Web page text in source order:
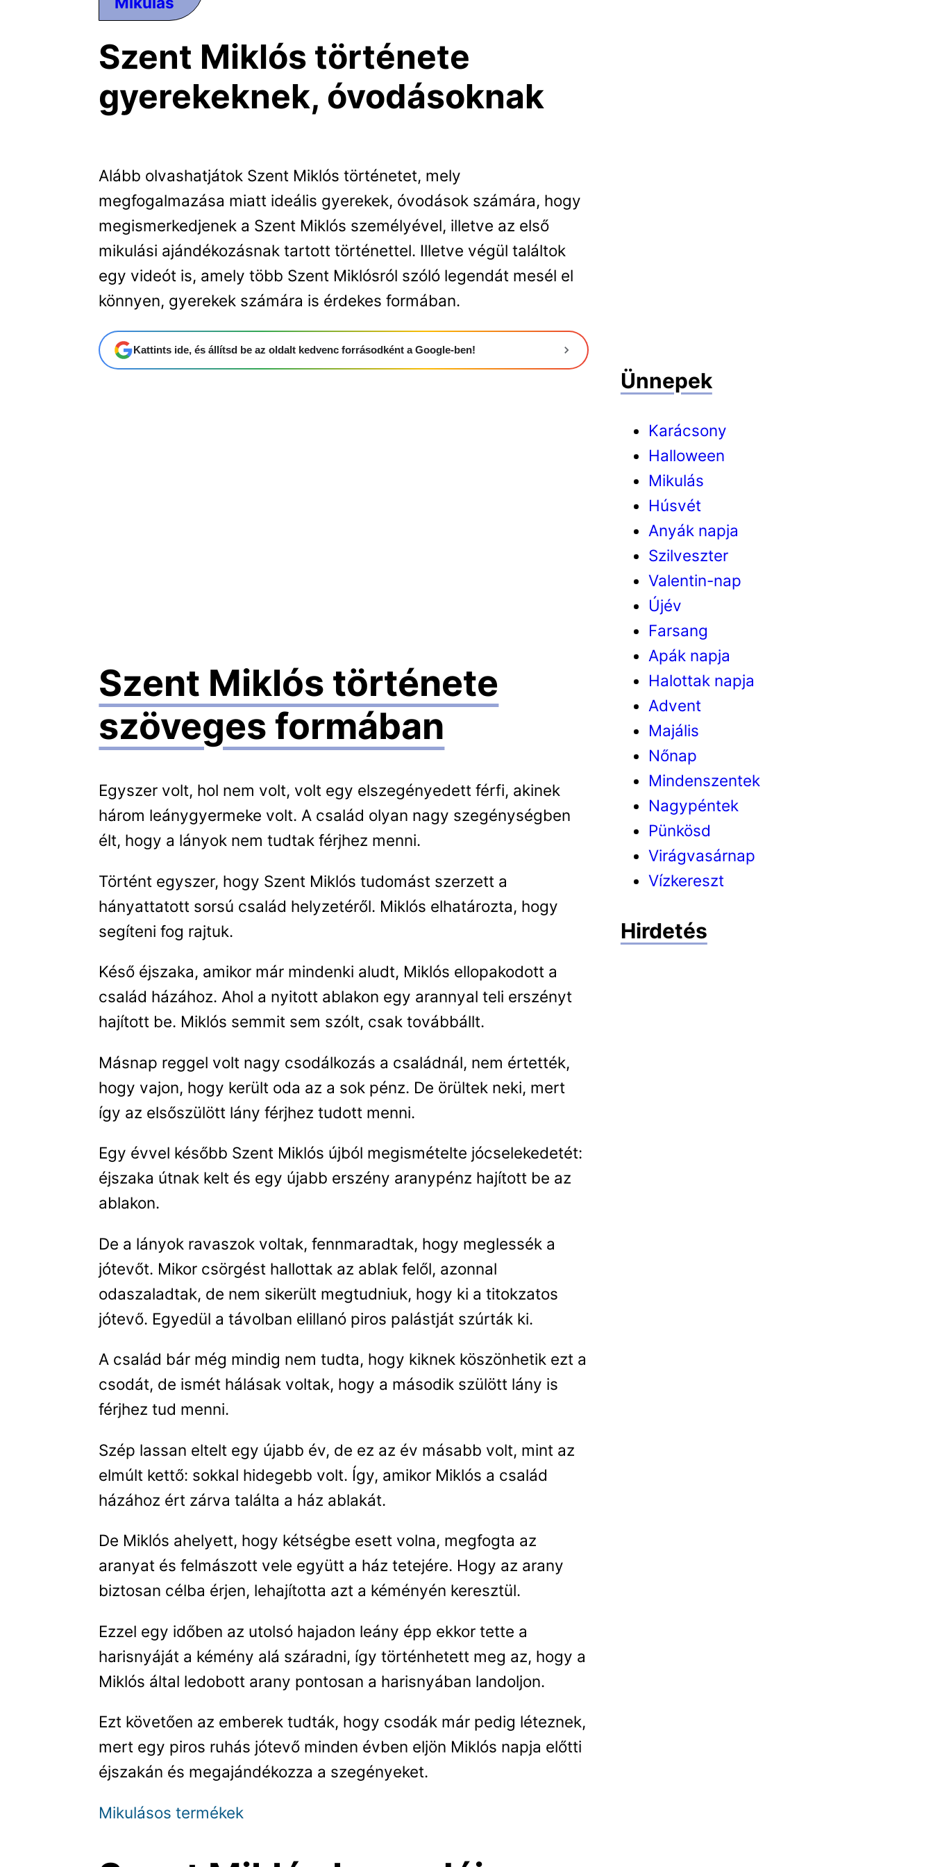
Szent Miklós története
gyerekeknek, óvodásoknak
Alább olvashatjátok Szent Miklós történetet, mely
megfogalmazása miatt ideális gyerekek, óvodások számára, hogy
megismerkedjenek a Szent Miklós személyével, illetve az első
mikulási ajándékozásnak tartott történettel. Illetve végül találtok
egy videót is, amely több Szent Miklósról szóló legendát mesél el
könnyen, gyerekek számára is érdekes formában.
Kattints ide, és állítsd be az oldalt kedvenc forrásodként a Google-ben!
Szent Miklós története
szöveges formában
Egyszer volt, hol nem volt, volt egy elszegényedett férfi, akinek
három leánygyermeke volt. A család olyan nagy szegénységben
élt, hogy a lányok nem tudtak férjhez menni.
Történt egyszer, hogy Szent Miklós tudomást szerzett a
hányattatott sorsú család helyzetéről. Miklós elhatározta, hogy
segíteni fog rajtuk.
Késő éjszaka, amikor már mindenki aludt, Miklós ellopakodott a
család házához. Ahol a nyitott ablakon egy arannyal teli erszényt
hajított be. Miklós semmit sem szólt, csak továbbállt.
Másnap reggel volt nagy csodálkozás a családnál, nem értették,
hogy vajon, hogy került oda az a sok pénz. De örültek neki, mert
így az elsőszülött lány férjhez tudott menni.
Egy évvel később Szent Miklós újból megismételte jócselekedetét:
éjszaka útnak kelt és egy újabb erszény aranypénz hajított be az
ablakon.
De a lányok ravaszok voltak, fennmaradtak, hogy meglessék a
jótevőt. Mikor csörgést hallottak az ablak felől, azonnal
odaszaladtak, de nem sikerült megtudniuk, hogy ki a titokzatos
jótevő. Egyedül a távolban elillanó piros palástját szúrták ki.
A család bár még mindig nem tudta, hogy kiknek köszönhetik ezt a
csodát, de ismét hálásak voltak, hogy a második szülött lány is
férjhez tud menni.
Szép lassan eltelt egy újabb év, de ez az év másabb volt, mint az
elmúlt kettő: sokkal hidegebb volt. Így, amikor Miklós a család
házához ért zárva találta a ház ablakát.
De Miklós ahelyett, hogy kétségbe esett volna, megfogta az
aranyat és felmászott vele együtt a ház tetejére. Hogy az arany
biztosan célba érjen, lehajította azt a kéményén keresztül.
Ezzel egy időben az utolsó hajadon leány épp ekkor tette a
harisnyáját a kémény alá száradni, így történhetett meg az, hogy a
Miklós által ledobott arany pontosan a harisnyában landoljon.
Ezt követően az emberek tudták, hogy csodák már pedig léteznek,
mert egy piros ruhás jótevő minden évben eljön Miklós napja előtti
éjszakán és megajándékozza a szegényeket.
Mikulásos termékek
Ünnepek
Karácsony
Halloween
Mikulás
Húsvét
Anyák napja
Szilveszter
Valentin-nap
Újév
Farsang
Apák napja
Halottak napja
Advent
Majális
Nőnap
Mindenszentek
Nagypéntek
Pünkösd
Virágvasárnap
Vízkereszt
Hirdetés